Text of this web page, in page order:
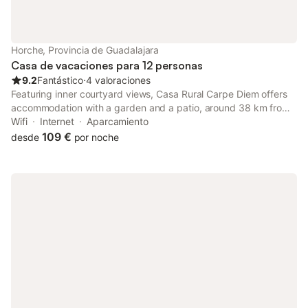
juegos de mesa y libros para niños, garantizando una estancia
cómoda para todos los huéspedes.
Horche, Provincia de Guadalajara
Casa de vacaciones para 12 personas
9.2Fantástico⋅4 valoraciones
Featuring inner courtyard views, Casa Rural Carpe Diem offers
accommodation with a garden and a patio, around 38 km from
Madrid´s gate.
Wifi Internet
Aparcamiento
desde 109 € por noche